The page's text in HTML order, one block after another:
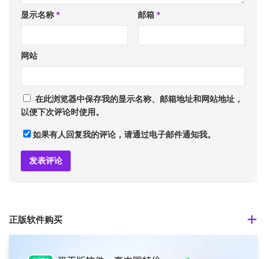
显示名称 * 邮箱 *
网站
在此浏览器中保存我的显示名称、邮箱地址和网站地址，
以便下次评论时使用。
如果有人回复我的评论，请通过电子邮件通知我。
正版软件购买